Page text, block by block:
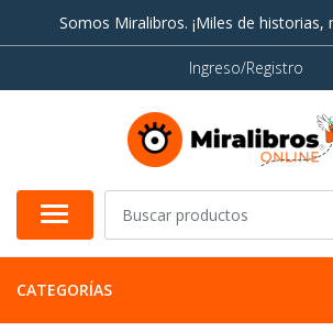
Somos Miralibros. ¡Miles de historias,
Ingreso/Registro
CATEGORÍAS